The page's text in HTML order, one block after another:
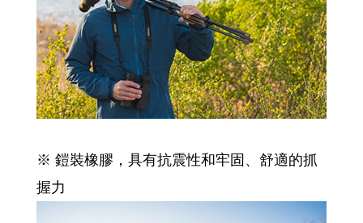
※ 鎧裝橡膠，具有抗震性和牢固、舒適的抓
握力